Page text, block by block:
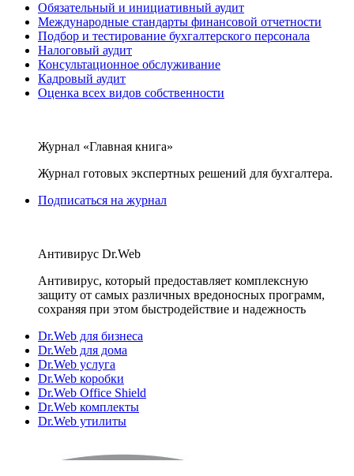
Обязательный и инициативный аудит
Международные стандарты финансовой отчетности
Подбор и тестирование бухгалтерского персонала
Налоговый аудит
Консультационное обслуживание
Кадровый аудит
Оценка всех видов собственности
Журнал «Главная книга»
Журнал готовых экспертных решений для бухгалтера.
Подписаться на журнал
Антивирус Dr.Web
Антивирус, который предоставляет комплексную
защиту от самых различных вредоносных программ,
сохраняя при этом быстродействие и надежность
Dr.Web для бизнеса
Dr.Web для дома
Dr.Web услуга
Dr.Web коробки
Dr.Web Office Shield
Dr.Web комплекты
Dr.Web утилиты